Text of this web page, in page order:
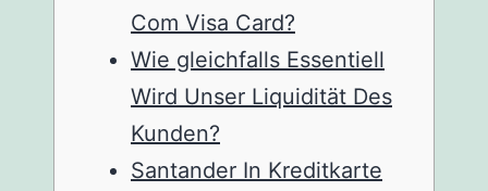
Com Visa Card?
Wie gleichfalls Essentiell
Wird Unser Liquidität Des
Kunden?
Santander In Kreditkarte